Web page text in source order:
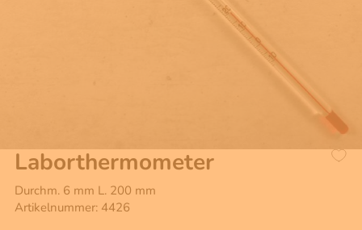
Laborthermometer
Durchm. 6 mm L. 200 mm
Artikelnummer: 4426